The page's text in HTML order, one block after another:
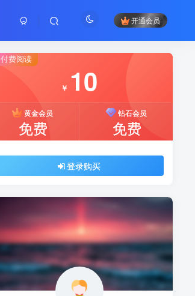
开通会员
付费阅读
￥ 10
黄金会员
免费
钻石会员
免费
登录购买